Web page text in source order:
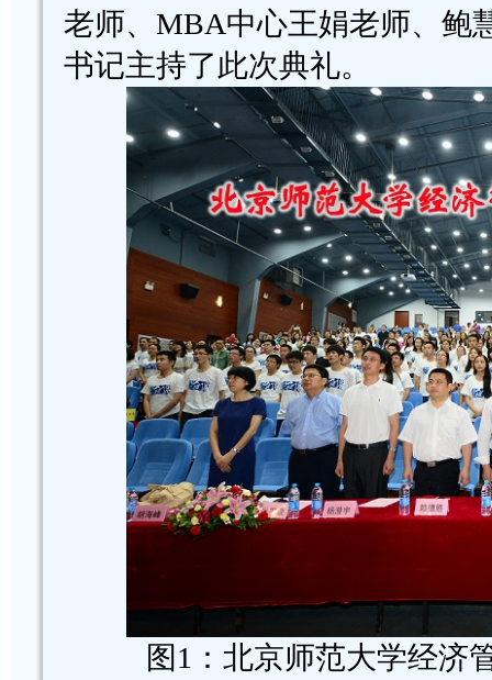
老师、MBA中心王娟老师、鲍
书记主持了此次典礼。
图1：北京师范大学经济